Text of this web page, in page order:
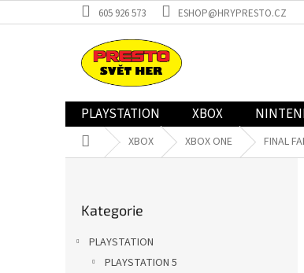
na
605 926 573 ESHOP@HRYPRESTO.CZ
PLAYSTATION XBOX
Domů XBOX XBOX ONE FINAL
kategorie
Kategorie
PLAYSTATION
PLAYSTATION 5